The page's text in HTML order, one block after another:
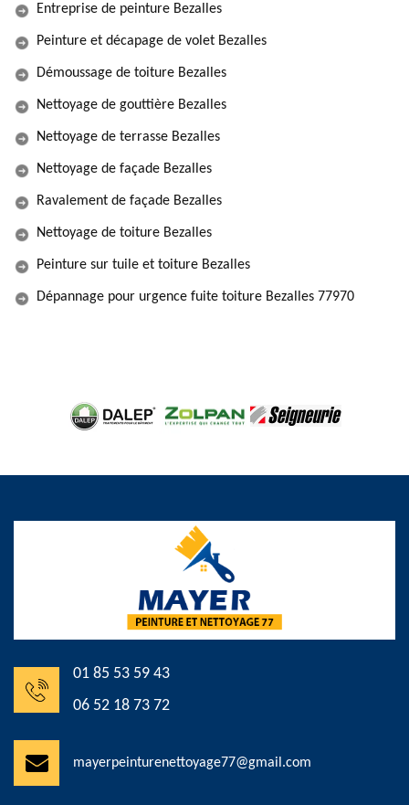
Entreprise de peinture Bezalles
Peinture et décapage de volet Bezalles
Démoussage de toiture Bezalles
Nettoyage de gouttière Bezalles
Nettoyage de terrasse Bezalles
Nettoyage de façade Bezalles
Ravalement de façade Bezalles
Nettoyage de toiture Bezalles
Peinture sur tuile et toiture Bezalles
Dépannage pour urgence fuite toiture Bezalles 77970
01 85 53 59 43
06 52 18 73 72
mayerpeinturenettoyage77@gmail.com